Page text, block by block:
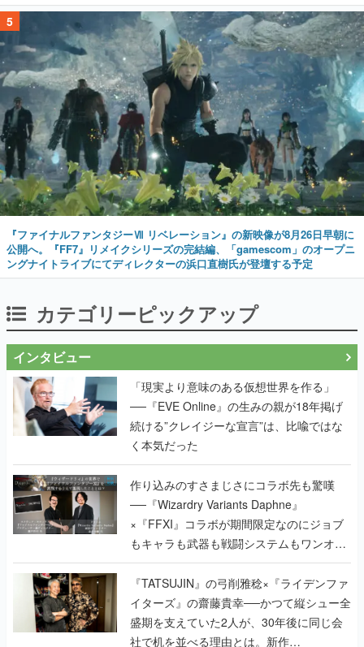
5
『ファイナルファンタジーⅦ リベレーション』の新映像が8月26日早朝に
公開へ。『FF7』リメイクシリーズの完結編、「gamescom」のオープニ
ングナイトライブにてディレクターの浜口直樹氏が登壇する予定
カテゴリーピックアップ
インタビュー
「現実より意味のある仮想世界を作る」
──『EVE Online』の生みの親が18年掲げ
続ける”クレイジーな宣言”は、比喩ではな
く本気だった
作り込みのすさまじさにコラボ先も驚嘆
──『Wizardry Variants Daphne』
×『FFXI』コラボが期間限定なのにジョブ
もキャラも武器も戦闘システムもワンオフ
で作り込まれた理由を両ディレクターに聞
く
『TATSUJIN』の弓削雅稔×『ライデンファ
イターズ』の齋藤貴幸──かつて縦シュー全
盛期を支えていた2人が、30年後に同じ会
社で机を並べる理由とは。新作